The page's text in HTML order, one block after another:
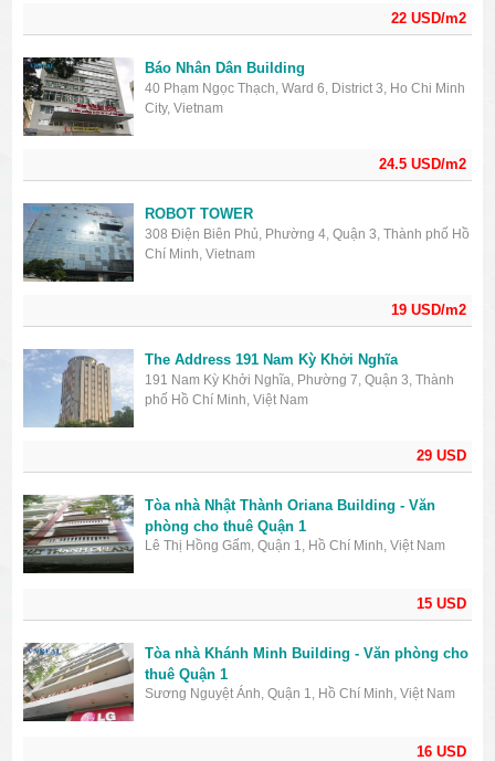
22 USD/m2
24.5 USD/m2
Báo Nhân Dân Building
40 Phạm Ngọc Thạch, Ward 6, District 3, Ho Chi Minh
City, Vietnam
19 USD/m2
ROBOT TOWER
308 Điện Biên Phủ, Phường 4, Quận 3, Thành phố Hồ
Chí Minh, Vietnam
29 USD
The Address 191 Nam Kỳ Khởi Nghĩa
191 Nam Kỳ Khởi Nghĩa, Phường 7, Quận 3, Thành
phố Hồ Chí Minh, Việt Nam
15 USD
Tòa nhà Nhật Thành Oriana Building - Văn
phòng cho thuê Quận 1
Lê Thị Hồng Gấm, Quận 1, Hồ Chí Minh, Việt Nam
16 USD
Tòa nhà Khánh Minh Building - Văn phòng cho
thuê Quận 1
Sương Nguyệt Ánh, Quận 1, Hồ Chí Minh, Việt Nam